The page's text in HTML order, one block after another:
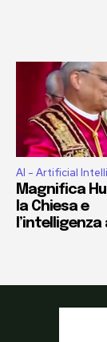
AI - Artificial
Magnifica
la Chiesa e